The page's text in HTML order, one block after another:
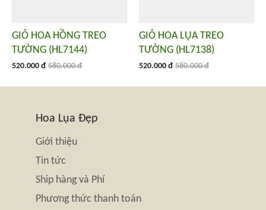
GIỎ HOA HỒNG TREO
TƯỜNG (HL7144)
520.000 đ 580.000 đ
GIỎ HOA LỤA TREO
TƯỜNG (HL7138)
520.000 đ 580.000 đ
Hoa Lụa Đẹp
Giới thiệu
Tin tức
Ship hàng và Phí
Phương thức thanh toán